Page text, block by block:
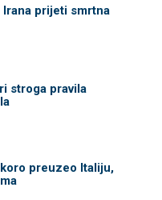
Irana prijeti smrtna
stroga pravila
preuzeo Italiju,